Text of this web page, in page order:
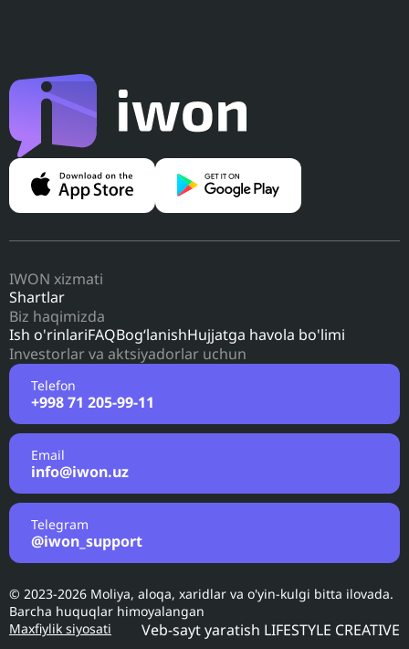
IWON xizmati
Shartlar
Biz haqimizda
Ish o'rinlariFAQBog‘lanishHujjatga havola bo'limi
Investorlar va aktsiyadorlar uchun
Telefon
+998 71 205-99-11
Email
info@iwon.uz
Telegram
@iwon_support
© 2023-2026 Moliya, aloqa, xaridlar va o'yin-kulgi bitta ilovada.
Barcha huquqlar himoyalangan
Maxfiylik siyosati
Veb-sayt yaratish LIFESTYLE CREATIVE